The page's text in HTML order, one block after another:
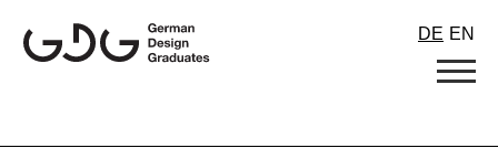
content
DE EN